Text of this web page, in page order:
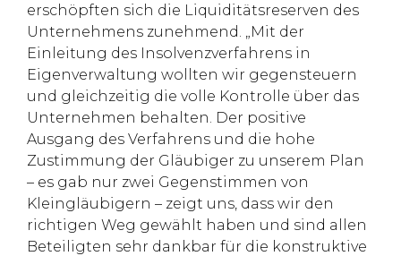
erschöpften sich die Liquiditätsreserven des
Unternehmens zunehmend. „Mit der
Einleitung des Insolvenzverfahrens in
Eigenverwaltung wollten wir gegensteuern
und gleichzeitig die volle Kontrolle über das
Unternehmen behalten. Der positive
Ausgang des Verfahrens und die hohe
Zustimmung der Gläubiger zu unserem Plan
– es gab nur zwei Gegenstimmen von
Kleingläubigern – zeigt uns, dass wir den
richtigen Weg gewählt haben und sind allen
Beteiligten sehr dankbar für die konstruktive